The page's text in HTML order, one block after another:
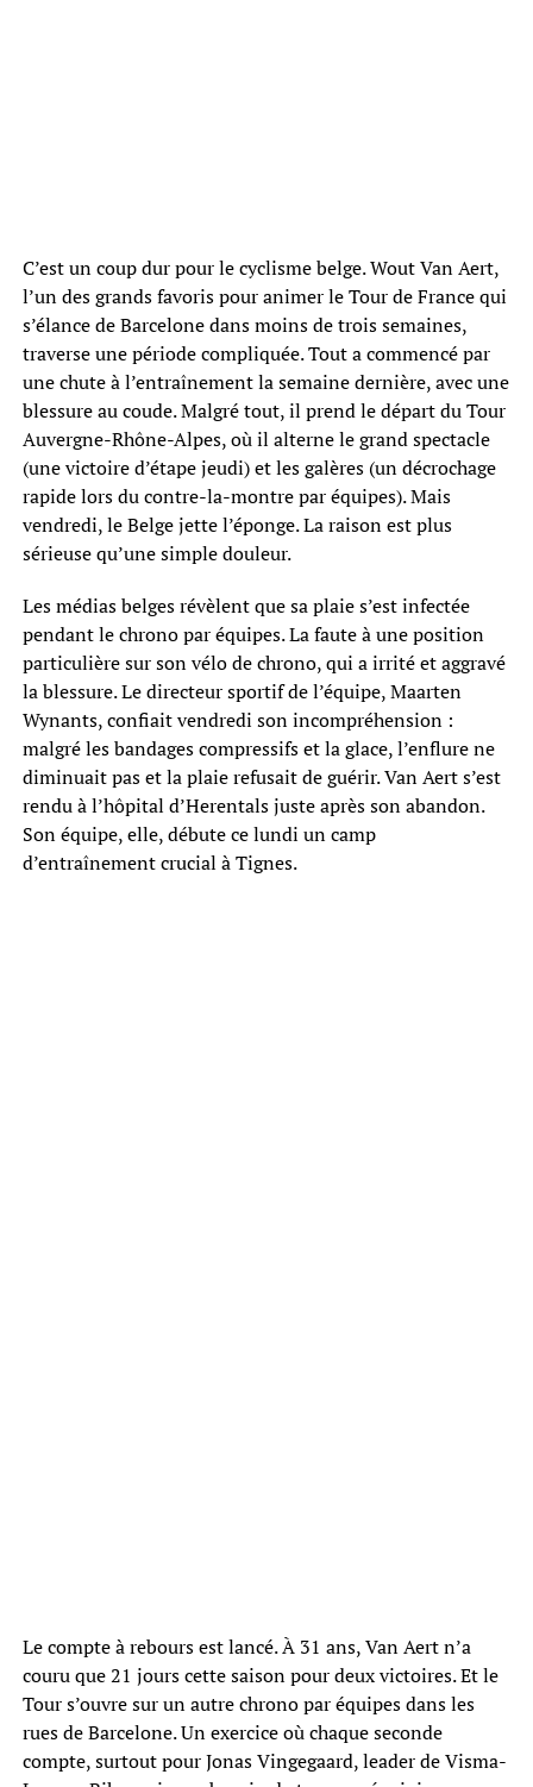
C’est un coup dur pour le cyclisme belge. Wout Van Aert,
l’un des grands favoris pour animer le Tour de France qui
s’élance de Barcelone dans moins de trois semaines,
traverse une période compliquée. Tout a commencé par
une chute à l’entraînement la semaine dernière, avec une
blessure au coude. Malgré tout, il prend le départ du Tour
Auvergne-Rhône-Alpes, où il alterne le grand spectacle
(une victoire d’étape jeudi) et les galères (un décrochage
rapide lors du contre-la-montre par équipes). Mais
vendredi, le Belge jette l’éponge. La raison est plus
sérieuse qu’une simple douleur.
Les médias belges révèlent que sa plaie s’est infectée
pendant le chrono par équipes. La faute à une position
particulière sur son vélo de chrono, qui a irrité et aggravé
la blessure. Le directeur sportif de l’équipe, Maarten
Wynants, confiait vendredi son incompréhension :
malgré les bandages compressifs et la glace, l’enflure ne
diminuait pas et la plaie refusait de guérir. Van Aert s’est
rendu à l’hôpital d’Herentals juste après son abandon.
Son équipe, elle, débute ce lundi un camp
d’entraînement crucial à Tignes.
Le compte à rebours est lancé. À 31 ans, Van Aert n’a
couru que 21 jours cette saison pour deux victoires. Et le
Tour s’ouvre sur un autre chrono par équipes dans les
rues de Barcelone. Un exercice où chaque seconde
compte, surtout pour Jonas Vingegaard, leader de Visma-